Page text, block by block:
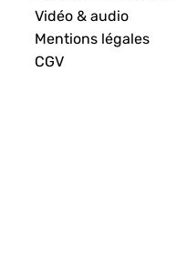
Vidéo & audio
Mentions légales
CGV